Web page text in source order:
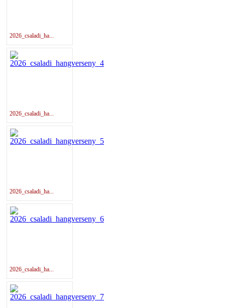
2026_csaladi_ha...
2026_csaladi_ha...
2026_csaladi_ha...
2026_csaladi_ha...